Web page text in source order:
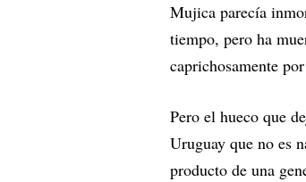
Mujica parecía
tiempo, pero ha
caprichosamente
Pero el hueco que
Uruguay que no es
producto de una